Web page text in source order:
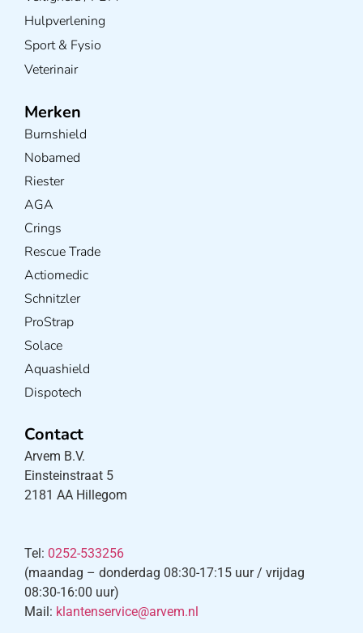
Hulpverlening
Sport & Fysio
Veterinair
Merken
Burnshield
Nobamed
Riester
AGA
Crings
Rescue Trade
Actiomedic
Schnitzler
ProStrap
Solace
Aquashield
Dispotech
Contact
Arvem B.V.
Einsteinstraat 5
2181 AA Hillegom
Tel: 0252-533256
(maandag – donderdag 08:30-17:15 uur / vrijdag
08:30-16:00 uur)
Mail: klantenservice@arvem.nl